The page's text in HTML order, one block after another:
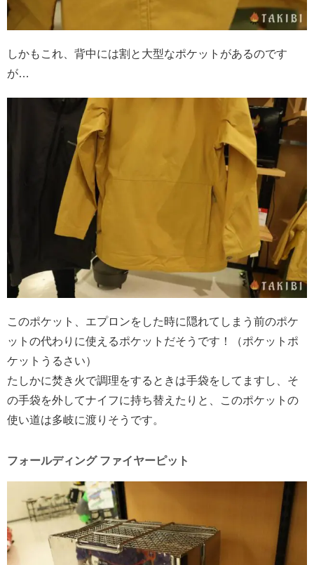
しかもこれ、背中には割と大型なポケットがあるのです
が…
このポケット、エプロンをした時に隠れてしまう前のポケ
ットの代わりに使えるポケットだそうです！（ポケットポ
ケットうるさい）
たしかに焚き火で調理をするときは手袋をしてますし、そ
の手袋を外してナイフに持ち替えたりと、このポケットの
使い道は多岐に渡りそうです。
フォールディング ファイヤーピット